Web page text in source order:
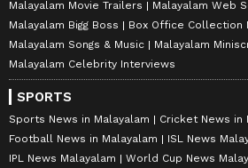
Malayalam Movie Trailers
Malayalam Web
Malayalam Bigg Boss
Box Office Collection
Malayalam Songs & Music
Malayalam
Malayalam Celebrity Interviews
SPORTS
Sports News in Malayalam
Cricket News in
Football News in Malayalam
ISL News
IPL News Malayalam
World Cup News